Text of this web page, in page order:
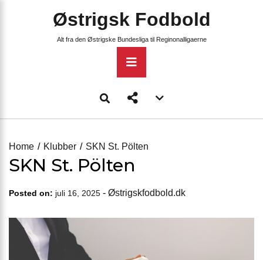
Østrigsk Fodbold
Alt fra den Østrigske Bundesliga til Reginonalligaerne
Primary
Menu
menu
Home
Klubber SKN St. Pölten
SKN St. Pölten
Posted on: juli 16, 2025 - Østrigskfodbold.dk